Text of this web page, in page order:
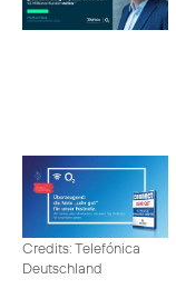
Credits: Telefónica
Deutschland